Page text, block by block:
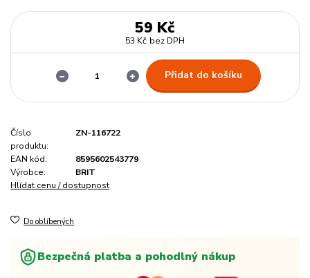
59 Kč
53 Kč bez DPH
Přidat do košíku
Číslo
produktu:
ZN-116722
EAN kód:
8595602543779
Výrobce:
BRIT
Hlídat cenu / dostupnost
Do oblíbených
Bezpečná platba a pohodlný nákup